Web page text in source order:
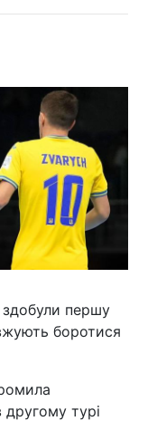
здобули першу
боротися
турі